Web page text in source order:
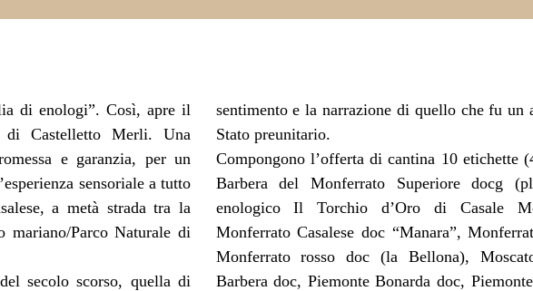
di enologi”. Così, apre il
di Castelletto Merli. Una
e garanzia, per un
sensoriale a tutto
a metà strada tra la
Parco Naturale di
secolo scorso, quella di
sentimento e la narrazione di quello che fu un
Stato preunitario.
Compongono l’offerta di cantina 10 etichette
Barbera del Monferrato Superiore docg
enologico Il Torchio d’Oro di Casale
Monferrato Casalese doc “Manara”,
Monferrato rosso doc (la Bellona),
Barbera doc, Piemonte Bonarda doc,